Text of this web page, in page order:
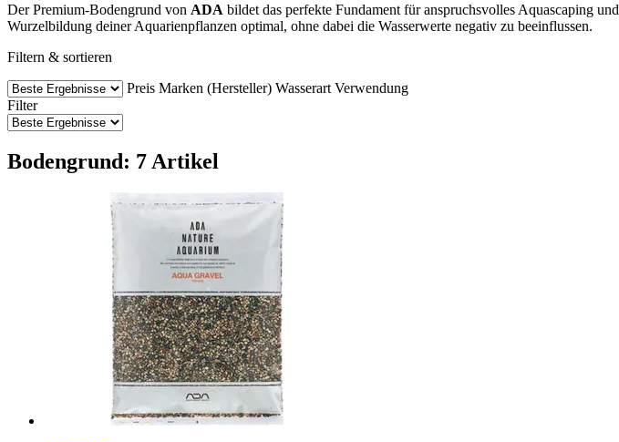
Der Premium-Bodengrund von ADA bildet das perfekte Fundament für anspruchsvolles Aquascaping
Wurzelbildung deiner Aquarienpflanzen optimal, ohne dabei die Wasserwerte negativ zu beeinflussen.
Filtern & sortieren
Preis Marken (Hersteller) Wasserart Verwendung
Filter
Bodengrund: 7 Artikel